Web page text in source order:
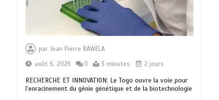
parJean Pierre BAWELA
août 6, 2026
0 3 minutes 2 jours
RECHERCHE ET INNOVATION: Le Togo ouvre la voie pour
l’enracinement du génie génétique et de la biotechnologie